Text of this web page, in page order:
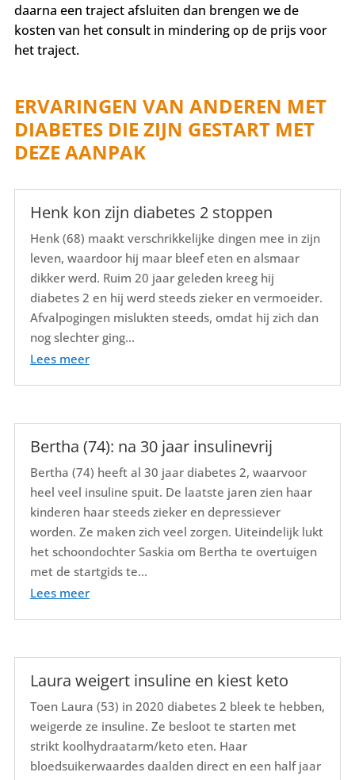
daarna een traject afsluiten dan brengen we de
kosten van het consult in mindering op de prijs voor
het traject.
ERVARINGEN VAN ANDEREN MET
DIABETES DIE ZIJN GESTART MET
DEZE AANPAK
Henk kon zijn diabetes 2 stoppen
Henk (68) maakt verschrikkelijke dingen mee in zijn
leven, waardoor hij maar bleef eten en alsmaar
dikker werd. Ruim 20 jaar geleden kreeg hij
diabetes 2 en hij werd steeds zieker en vermoeider.
Afvalpogingen mislukten steeds, omdat hij zich dan
nog slechter ging...
Lees meer
Bertha (74): na 30 jaar insulinevrij
Bertha (74) heeft al 30 jaar diabetes 2, waarvoor
heel veel insuline spuit. De laatste jaren zien haar
kinderen haar steeds zieker en depressiever
worden. Ze maken zich veel zorgen. Uiteindelijk lukt
het schoondochter Saskia om Bertha te overtuigen
met de startgids te...
Lees meer
Laura weigert insuline en kiest keto
Toen Laura (53) in 2020 diabetes 2 bleek te hebben,
weigerde ze insuline. Ze besloot te starten met
strikt koolhydraatarm/keto eten. Haar
bloedsuikerwaardes daalden direct en een half jaar